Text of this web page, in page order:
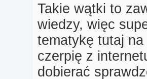
Takie wątki to
wiedzy, więc
tematykę tutaj
czerpię z
dobierać